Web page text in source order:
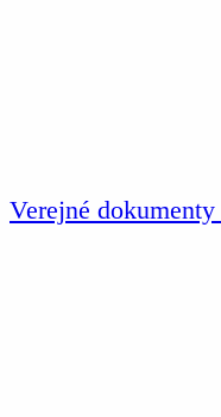
Verejné dokumenty